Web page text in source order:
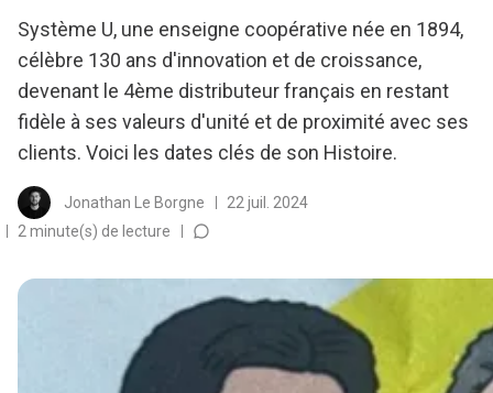
Système U, une enseigne coopérative née en 1894,
célèbre 130 ans d'innovation et de croissance,
devenant le 4ème distributeur français en restant
fidèle à ses valeurs d'unité et de proximité avec ses
clients. Voici les dates clés de son Histoire.
Jonathan Le Borgne
22 juil. 2024
2 minute(s) de lecture